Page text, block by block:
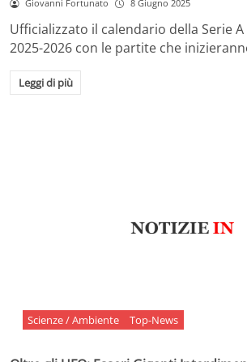
Giovanni Fortunato 8 Giugno 2025
Ufficializzato il calendario della Serie
2025-2026 con le partite che
Leggi di più
Scienze / Ambiente Top-News